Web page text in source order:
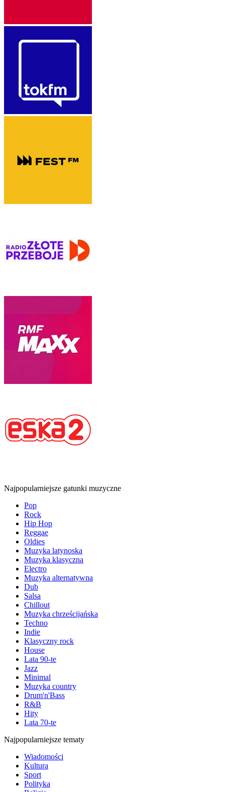
Najpopularniejsze gatunki muzyczne
Pop
Rock
Hip Hop
Reggae
Oldies
Muzyka latynoska
Muzyka klasyczna
Electro
Muzyka alternatywna
Dub
Salsa
Chillout
Muzyka chrześcijańska
Techno
Indie
Klasyczny rock
House
Lata 90-te
Jazz
Minimal
Muzyka country
Drum'n'Bass
R&B
Hity
Lata 70-te
Najpopularniejsze tematy
Wiadomości
Kultura
Sport
Polityka